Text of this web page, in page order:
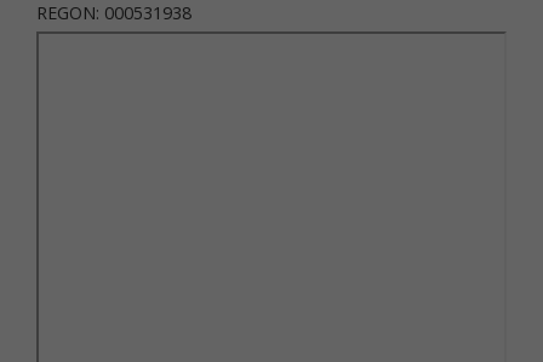
REGON: 000531938